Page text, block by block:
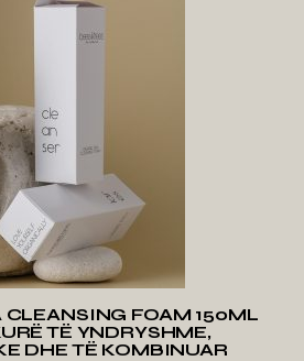
TO WISHLIST
FOAM 150ML
TË YNDRYSHME,
DHE TË KOMBINUAR